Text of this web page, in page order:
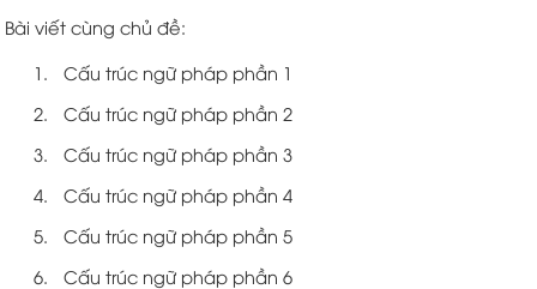
Bài viết cùng chủ đề:
Cấu trúc ngữ pháp phần 1
Cấu trúc ngữ pháp phần 2
Cấu trúc ngữ pháp phần 3
Cấu trúc ngữ pháp phần 4
Cấu trúc ngữ pháp phần 5
Cấu trúc ngữ pháp phần 6